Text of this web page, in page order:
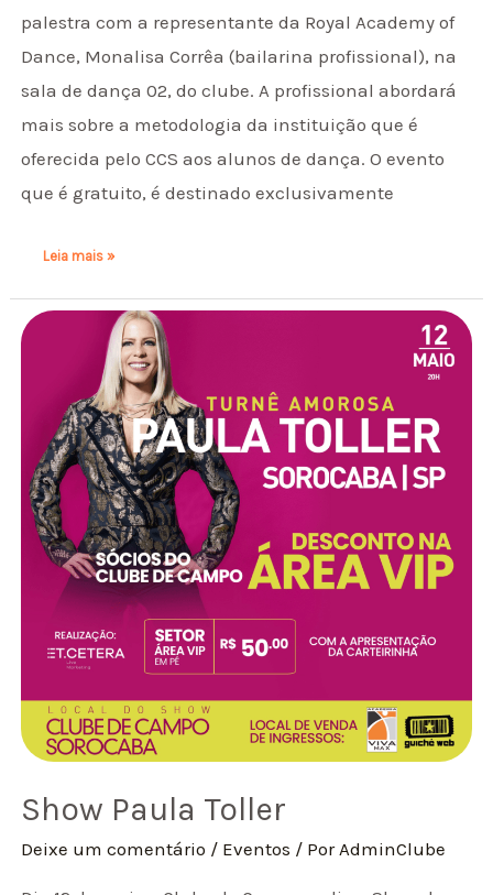
palestra com a representante da Royal Academy of
Dance, Monalisa Corrêa (bailarina profissional), na
sala de dança 02, do clube. A profissional abordará
mais sobre a metodologia da instituição que é
oferecida pelo CCS aos alunos de dança. O evento
que é gratuito, é destinado exclusivamente
Leia mais »
Show Paula Toller
Deixe um comentário / Eventos / PorAdminClube
Show